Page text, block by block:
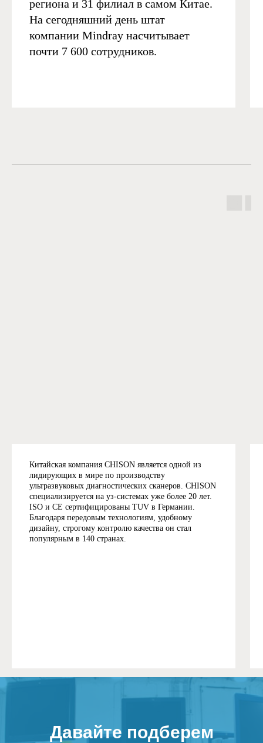
региона и 31 филиал в самом Китае.
На сегодняшний день штат
компании Mindray насчитывает
почти 7 600 сотрудников.
Китайская компания CHISON является одной из
лидирующих в мире по производству
ультразвуковых диагностических сканеров. CHISON
специализируется на уз-системах уже более 20 лет.
ISO и CE сертифицированы TUV в Германии.
Благодаря передовым технологиям, удобному
дизайну, строгому контролю качества он стал
популярным в 140 странах.
Давайте подберем